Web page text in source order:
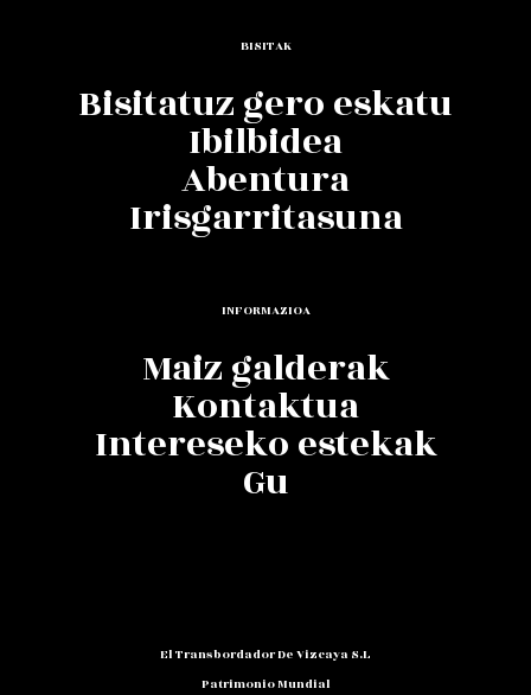
BISITAK
Bisitatuz gero eskatu
Ibilbidea
Abentura
Irisgarritasuna
INFORMAZIOA
Maiz galderak
Kontaktua
Intereseko estekak
Gu
El Transbordador De Vizcaya S.L
Patrimonio Mundial